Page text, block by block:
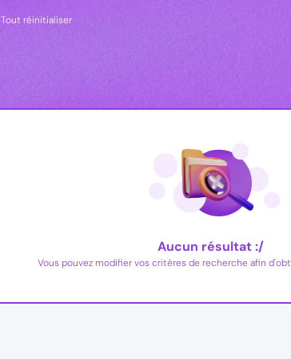
Tout réinitialiser
Aucun résultat :/
Vous pouvez modifier vos critères de recherche afin